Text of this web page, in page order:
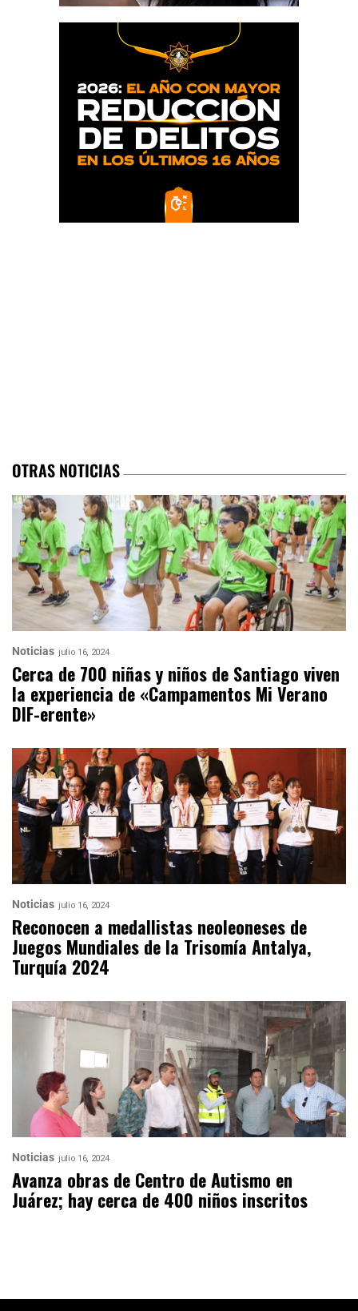
OTRAS NOTICIAS
Noticias julio 16, 2024
Cerca de 700 niñas y niños de Santiago viven
la experiencia de «Campamentos Mi Verano
DIF-erente»
Noticias julio 16, 2024
Reconocen a medallistas neoleoneses de
Juegos Mundiales de la Trisomía Antalya,
Turquía 2024
Noticias julio 16, 2024
Avanza obras de Centro de Autismo en
Juárez; hay cerca de 400 niños inscritos